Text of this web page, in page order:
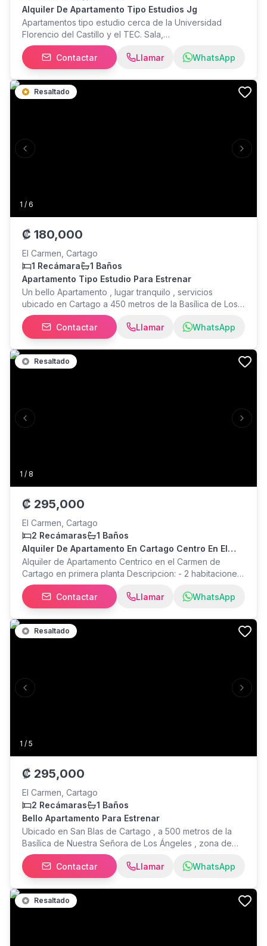
Alquiler De Apartamento Tipo Estudios Jg
Apartamentos tipo estudio cerca de la Universidad
Florencio del Castillo y el TEC. Sala,
comedor,cocina,cuarto de pilas con tendedero bajo
techo,baño con ducha de agua caliente con una
habitación. Servicios de electricidad y agua por aparte
pues cada apartamento tiene sus propios medidores
independiente.
Contactar Llamar WhatsApp
1 / 6
Previous slide Next
Resaltado
₡ 180,000
El Carmen, Cartago
1 Recámara
1 Baños
Apartamento Tipo Estudio Para Estrenar
Un bello Apartamento , lugar tranquilo , servicios
ubicado en Cartago a 450 metros de la Basílica de Los
Angeles
Contactar
Llamar WhatsApp
1 / 8
Previous slide Next
Resaltado
₡ 295,000
El Carmen, Cartago
2 Recámaras
1 Baños
Alquiler De Apartamento En Cartago Centro En El
Carmen Incluye Internet Y Agua
Alquiler de Apartamento Centrico en el Carmen de
Cartago en primera planta Descripcion: - 2 habitaciones
- 1 cochera - 1 baño completo - Cocina - Sala - Cuarto
de pilas Incluye: - Agua - Internet - Mantenimiento
Contactar Llamar WhatsApp
1 / 5
Previous slide Next
Resaltado
₡ 295,000
El Carmen, Cartago
2 Recámaras
1 Baños
Bello Apartamento Para Estrenar
Ubicado en San Blas de Cartago , a 500 metros de la
Basílica de Nuestra Señora de Los Ángeles , zona de
muy buenos accesos y cercanía a todo , en
remodelaciónContactar Llamar WhatsApp
Resaltado